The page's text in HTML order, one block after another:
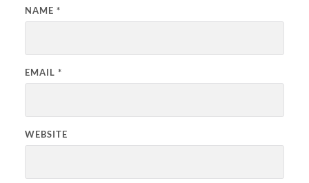
NAME *
EMAIL *
WEBSITE